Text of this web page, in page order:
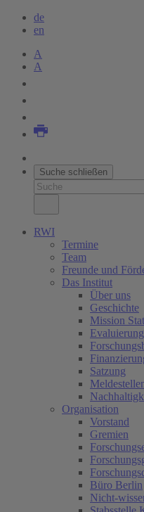
de
en
A
A
Suche schließen
RWI
Termine
Team
Freunde und
Das Institut
Über uns
Geschichte
Mission
Satzung
Organisation
Vorstand
Gremien
Büro Berlin
Nicht-